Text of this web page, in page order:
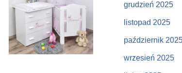
grudzień 2025
listopad 2025
październik
wrzesień 2025